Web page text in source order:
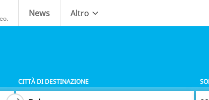
News Altro
CITTÀ DI DESTINAZIONE